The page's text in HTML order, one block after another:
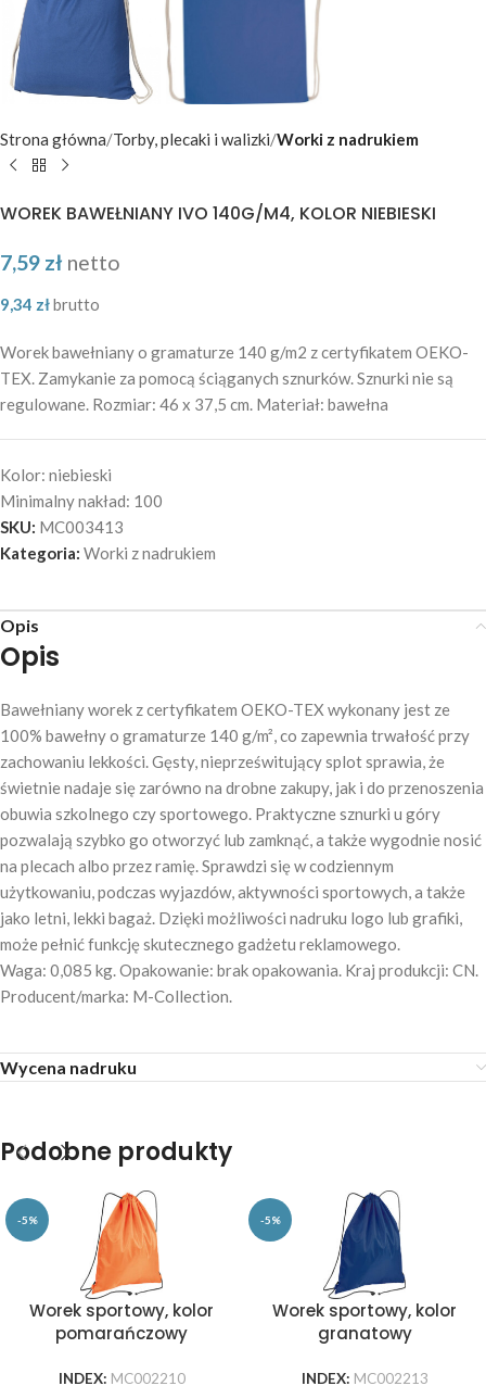
Strona główna Torby, plecaki i walizki Worki z nadrukiem
WOREK BAWEŁNIANY IVO 140G/M4, KOLOR NIEBIESKI
7,59 zł netto
9,34 złbrutto
Worek bawełniany o gramaturze 140 g/m2 z certyfikatem OEKO-
TEX. Zamykanie za pomocą ściąganych sznurków. Sznurki nie są
regulowane. Rozmiar: 46 x 37,5 cm. Materiał: bawełna
Kolor: niebieski
Minimalny nakład: 100
SKU: MC003413
Kategoria: Worki z nadrukiem
Opis
Opis
Bawełniany worek z certyfikatem OEKO-TEX wykonany jest ze
100% bawełny o gramaturze 140 g/m², co zapewnia trwałość przy
zachowaniu lekkości. Gęsty, nieprześwitujący splot sprawia, że
świetnie nadaje się zarówno na drobne zakupy, jak i do przenoszenia
obuwia szkolnego czy sportowego. Praktyczne sznurki u góry
pozwalają szybko go otworzyć lub zamknąć, a także wygodnie nosić
na plecach albo przez ramię. Sprawdzi się w codziennym
użytkowaniu, podczas wyjazdów, aktywności sportowych, a także
jako letni, lekki bagaż. Dzięki możliwości nadruku logo lub grafiki,
może pełnić funkcję skutecznego gadżetu reklamowego.
Waga: 0,085 kg. Opakowanie: brak opakowania. Kraj produkcji: CN.
Producent/marka: M-Collection.
Wycena nadruku
Podobne produkty
-5%
Worek sportowy, kolor
pomarańczowy
INDEX: MC002210
-5%
Worek sportowy, kolor
granatowy
INDEX: MC002213